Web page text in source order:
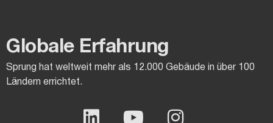
Globale Erfahrung
Sprung hat weltweit mehr als 12.000 Gebäude in über 100
Ländern errichtet.